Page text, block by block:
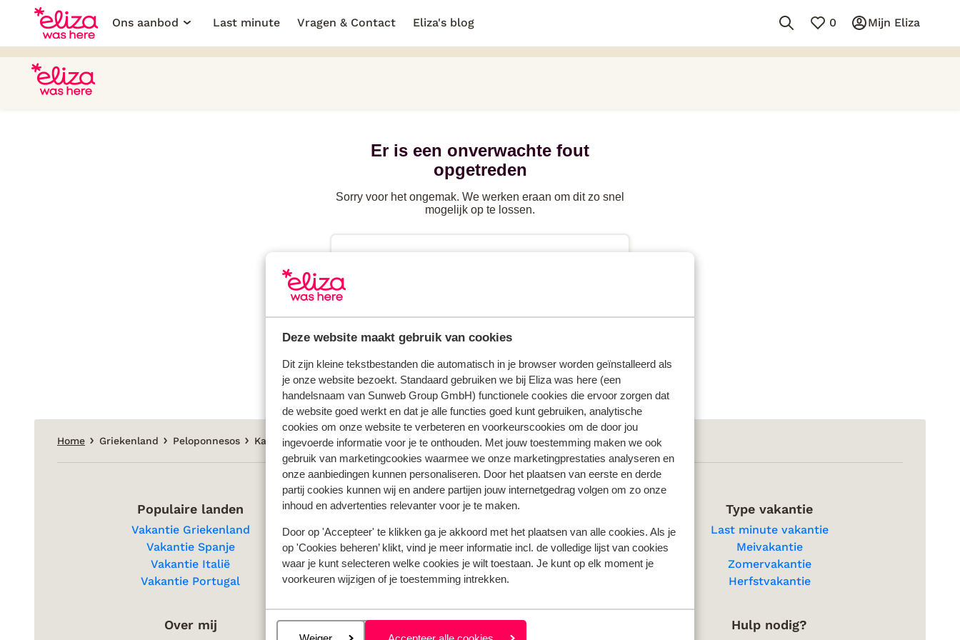
Deze website maakt gebruik van cookies
Dit zijn kleine tekstbestanden die automatisch in je browser worden geïnstalleerd als
je onze website bezoekt. Standaard gebruiken we bij Eliza was here (een
handelsnaam van Sunweb Group GmbH) functionele cookies die ervoor zorgen dat
de website goed werkt en dat je alle functies goed kunt gebruiken, analytische
cookies om onze website te verbeteren en voorkeurscookies om de door jou
ingevoerde informatie voor je te onthouden. Met jouw toestemming maken we ook
gebruik van marketingcookies waarmee we onze marketingprestaties analyseren en
onze aanbiedingen kunnen personaliseren. Door het plaatsen van eerste en derde
partij cookies kunnen wij en andere partijen jouw internetgedrag volgen om zo onze
inhoud en advertenties relevanter voor je te maken.
Door op 'Accepteer' te klikken ga je akkoord met het plaatsen van alle cookies. Als je
op 'Cookies beheren’ klikt, vind je meer informatie incl. de volledige lijst van cookies
waar je kunt selecteren welke cookies je wilt toestaan. Je kunt op elk moment je
voorkeuren wijzigen of je toestemming intrekken.
Ons aanbod
Last minute Vragen & Contact Eliza's blog 0 Mijn Eliza
Er is een onverwachte fout
opgetreden
Sorry voor het ongemak. We werken eraan om dit zo snel
mogelijk op te lossen.
Bekijk het volledige aanbod
Home Griekenland Peloponnesos Kamaria Abelia Villas
Populaire landen
Vakantie Griekenland
Vakantie Spanje
Vakantie Italië
Vakantie Portugal
Populaire regio's
Vakantie Kreta
Vakantie Zakynthos
Vakantie Andalusië
Vakantie Algarve
Type vakantie
Last minute vakantie
Meivakantie
Zomervakantie
Herfstvakantie
Over mij Privacy & cookies Hulp nodig?